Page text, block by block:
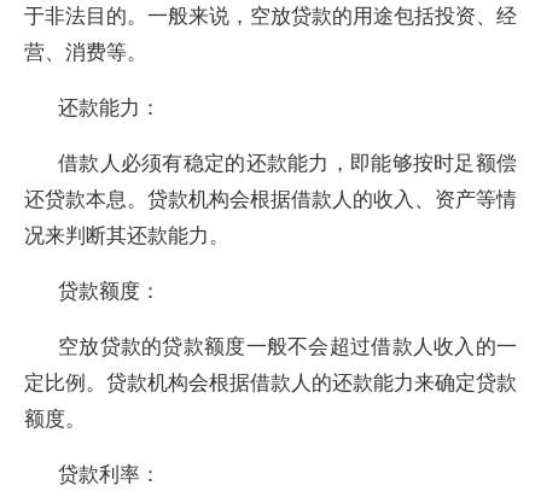
于非法目的。一般来说，空放贷款的用途包括投资、经
营、消费等。
还款能力：
借款人必须有稳定的还款能力，即能够按时足额偿
还贷款本息。贷款机构会根据借款人的收入、资产等情
况来判断其还款能力。
贷款额度：
空放贷款的贷款额度一般不会超过借款人收入的一
定比例。贷款机构会根据借款人的还款能力来确定贷款
额度。
贷款利率：